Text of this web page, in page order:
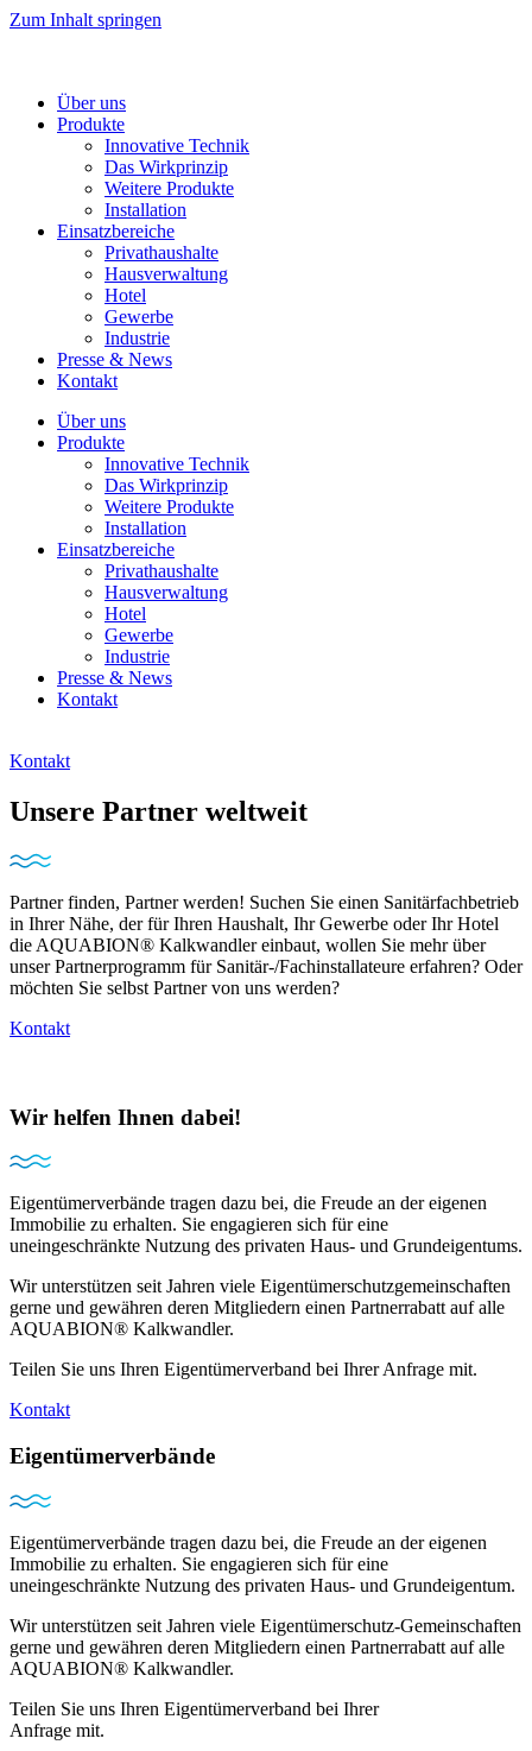
Zum Inhalt springen
Über uns
Produkte
Innovative Technik
Das Wirkprinzip
Weitere Produkte
Installation
Einsatzbereiche
Privathaushalte
Hausverwaltung
Hotel
Gewerbe
Industrie
Presse & News
Kontakt
Über uns
Produkte
Innovative Technik
Das Wirkprinzip
Weitere Produkte
Installation
Einsatzbereiche
Privathaushalte
Hausverwaltung
Hotel
Gewerbe
Industrie
Presse & News
Kontakt
Kontakt
Unsere Partner weltweit
Partner finden, Partner werden! Suchen Sie einen Sanitärfachbetrieb
in Ihrer Nähe, der für Ihren Haushalt, Ihr Gewerbe oder Ihr Hotel
die AQUABION® Kalkwandler einbaut, wollen Sie mehr über
unser Partnerprogramm für Sanitär-/Fachinstallateure erfahren? Oder
möchten Sie selbst Partner von uns werden?
Kontakt
Wir helfen Ihnen dabei!
Eigentümerverbände tragen dazu bei, die Freude an der eigenen
Immobilie zu erhalten. Sie engagieren sich für eine
uneingeschränkte Nutzung des privaten Haus- und Grundeigentums.
Wir unterstützen seit Jahren viele Eigentümerschutzgemeinschaften
gerne und gewähren deren Mitgliedern einen Partnerrabatt auf alle
AQUABION® Kalkwandler.
Teilen Sie uns Ihren Eigentümerverband bei Ihrer Anfrage mit.
Kontakt
Eigentümerverbände
Eigentümerverbände tragen dazu bei, die Freude an der eigenen
Immobilie zu erhalten. Sie engagieren sich für eine
uneingeschränkte Nutzung des privaten Haus- und Grundeigentum.
Wir unterstützen seit Jahren viele Eigentümerschutz-Gemeinschaften
gerne und gewähren deren Mitgliedern einen Partnerrabatt auf alle
AQUABION® Kalkwandler.
Teilen Sie uns Ihren Eigentümerverband bei Ihrer
Anfrage mit.